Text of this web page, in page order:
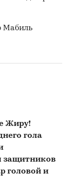
Мабиль
Жиру!
гола
защитников
головой и